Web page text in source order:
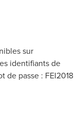
sur
identifiants de
de passe : FEI2018